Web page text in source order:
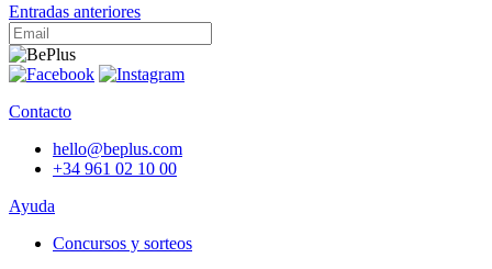
Navegación
de
entradas
Entradas anteriores
Contacto
hello@beplus.com
+34 961 02 10 00
Ayuda
Concursos y sorteos